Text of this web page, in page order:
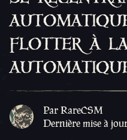
flotter à
Par RareCSM
Dernière mise à